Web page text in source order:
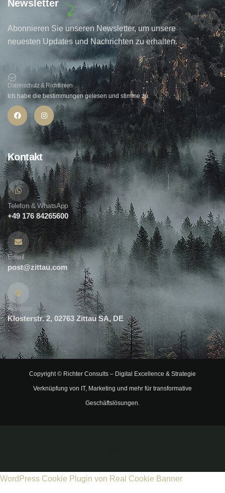
Newsletter
Abonnieren Sie unseren Newsletter, um unsere
neuesten Updates und Nachrichten zu erhalten.
Datenschutz & Richtlinien
Ich habe die bestimmungen gelesen und stimme zu.
Kontakt
Telefon & WhatsApp
+49 176 84265600
Email
post@zittau.com
Adresse
Klosterstr. 2, 02763 Zittau SA, DE
Copyright © Richter Consults – Digital Excellence & Strategie
Verknüpfung von IT, Marketing und mehr für transformative
Geschäftslösungen.
WordPress Cookie Plugin von Real Cookie Banner